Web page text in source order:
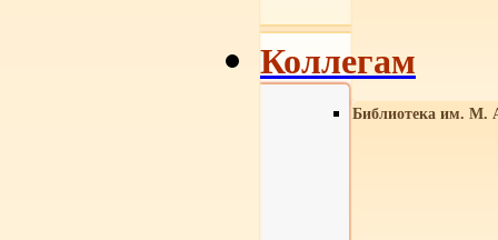
Библиотека им. М.
Коллегам